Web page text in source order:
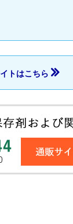
トはこちら